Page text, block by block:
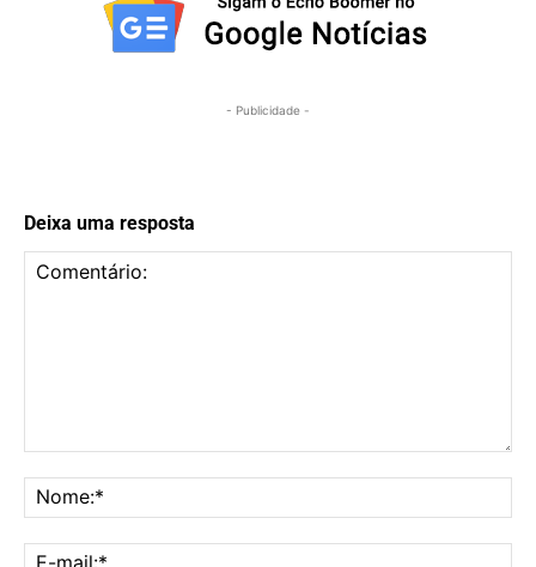
- Publicidade -
Deixa uma resposta